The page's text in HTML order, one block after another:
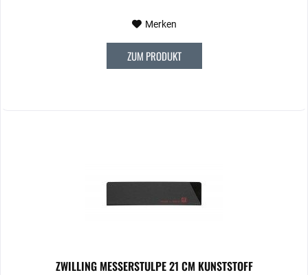
Merken
ZUM PRODUKT
ZWILLING MESSERSTULPE 21 CM KUNSTSTOFF